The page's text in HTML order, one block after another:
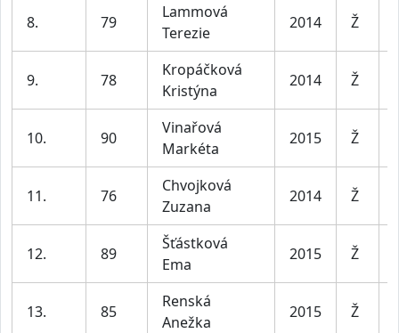
8. 79
Lammová
Terezie
2014 Ž
9. 78
Kropáčková
Kristýna
2014 Ž
10. 90
Vinařová
Markéta
2015 Ž
11. 76
Chvojková
Zuzana
2014 Ž
12. 89
Šťástková
Ema
2015 Ž
13. 85
Renská
Anežka
2015 Ž